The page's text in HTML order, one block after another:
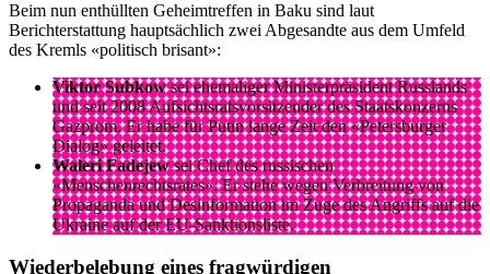
Beim nun enthüllten Geheimtreffen in Baku sind laut
Berichterstattung hauptsächlich zwei Abgesandte aus dem Umfeld
des Kremls «politisch brisant»:
Viktor Subkowsei ehemaliger Ministerpräsident Russlands
und seit 2008 Aufsichtsratsvorsitzender des Staatskonzerns
Gazprom. Er habe für Putin lange Zeit den «Petersburger
Dialog» geleitet.
Waleri Fadejewsei Chef des russischen
«Menschenrechtsrates». Er stehe wegen Verbreitung von
Propaganda und Desinformation im Zuge des Angriffs auf die
Ukraine auf der EU-Sanktionsliste.
Wiederbelebung eines fragwürdigen